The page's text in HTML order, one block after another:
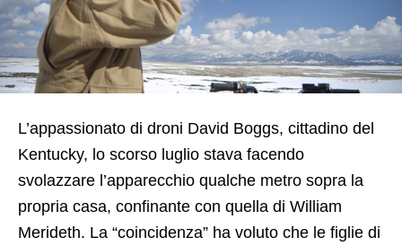
L’appassionato di droni David Boggs, cittadino del
Kentucky, lo scorso luglio stava facendo
svolazzare l’apparecchio qualche metro sopra la
propria casa, confinante con quella di William
Merideth. La “coincidenza” ha voluto che le figlie di